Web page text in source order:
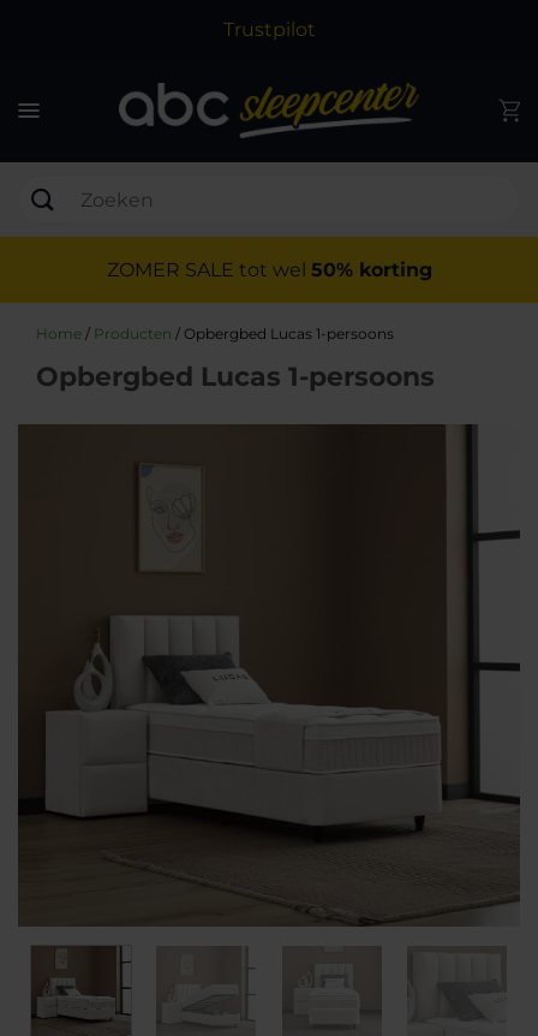
Trustpilot
ZOMER SALE tot wel 50% korting
Home / Producten / Opbergbed Lucas 1-persoons
Opbergbed Lucas 1-persoons